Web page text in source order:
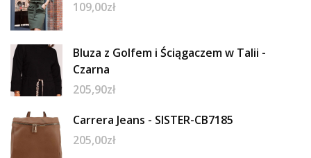
109,00zł
Bluza z Golfem i Ściągaczem w Talii -
Czarna
205,90zł
Carrera Jeans - SISTER-CB7185
205,00zł